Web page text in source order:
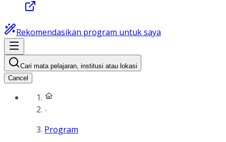
Rekomendasikan program untuk saya
Cari mata pelajaran, institusi atau lokasi
Cancel
Program